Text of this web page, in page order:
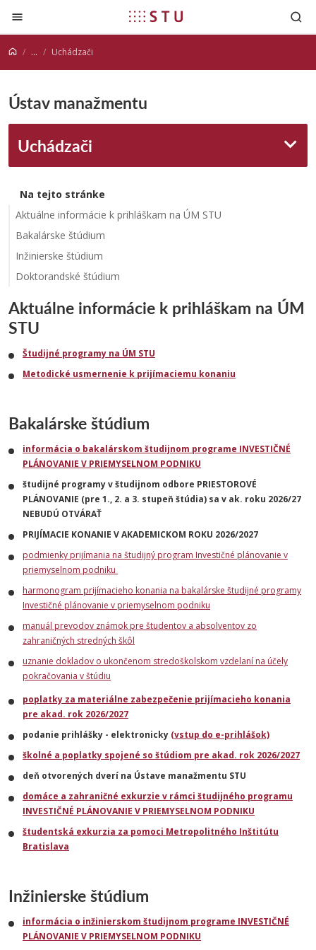
Prejsť na obsah
... Uchádzači
Ústav manažmentu
Uchádzači
Na tejto stránke
Aktuálne informácie k prihláškam na ÚM STU
Bakalárske štúdium
Inžinierske štúdium
Doktorandské štúdium
Aktuálne informácie k prihláškam na ÚM
STU
Študijné programy na ÚM STU
Metodické usmernenie k prijímaciemu konaniu
Bakalárske štúdium
informácia o bakalárskom študijnom programe INVESTIČNÉ
PLÁNOVANIE V PRIEMYSELNOM PODNIKU
študijné programy v študijnom odbore PRIESTOROVÉ
PLÁNOVANIE (pre 1., 2. a 3. stupeň štúdia) sa v ak. roku 2026/27
NEBUDÚ OTVÁRAŤ
PRIJÍMACIE KONANIE V AKADEMICKOM ROKU 2026/2027
podmienky prijímania na študijný program Investičné plánovanie v
priemyselnom podniku
harmonogram prijímacieho konania na bakalárske študijné programy
Investičné plánovanie v priemyselnom podniku
manuál prevodov známok pre študentov a absolventov zo
zahraničných stredných škôl
uznanie dokladov o ukončenom stredoškolskom vzdelaní na účely
pokračovania v štúdiu
poplatky za materiálne zabezpečenie prijímacieho konania
pre akad. rok 2026/2027
podanie prihlášky - elektronicky (vstup do e-prihlášok)
školné a poplatky spojené so štúdiom pre akad. rok 2026/2027
deň otvorených dverí na Ústave manažmentu STU
domáce a zahraničné exkurzie v rámci študijného programu
INVESTIČNÉ PLÁNOVANIE V PRIEMYSELNOM PODNIKU
študentská exkurzia za pomoci Metropolitného Inštitútu
Bratislava
Inžinierske štúdium
informácia o inžinierskom študijnom programe INVESTIČNÉ
PLÁNOVANIE V PRIEMYSELNOM PODNIKU